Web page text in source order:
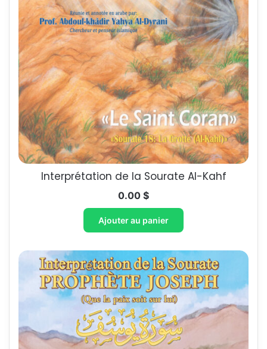
Interprétation de la Sourate Al-Kahf
0.00 $
Ajouter au panier